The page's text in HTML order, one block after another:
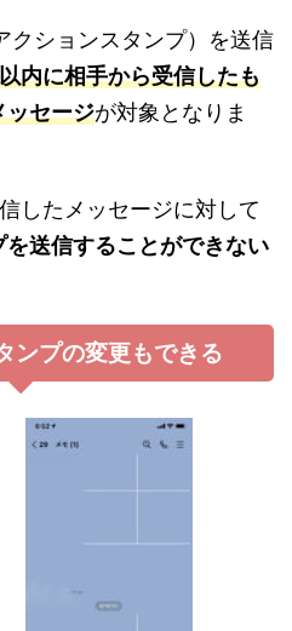
クションスタンプ）を送信
内に相手から受信したも
ッセージが対象となりま
したメッセージに対して
を送信することができない
ンプの変更もできる